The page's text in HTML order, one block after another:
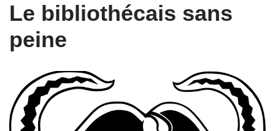
Le bibliothécais sans
peine